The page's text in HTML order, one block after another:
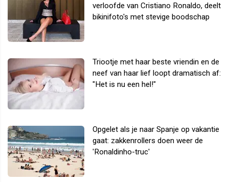
verloofde van Cristiano Ronaldo, deelt
bikinifoto's met stevige boodschap
Triootje met haar beste vriendin en de
neef van haar lief loopt dramatisch af:
"Het is nu een hel!"
Opgelet als je naar Spanje op vakantie
gaat: zakkenrollers doen weer de
'Ronaldinho-truc'